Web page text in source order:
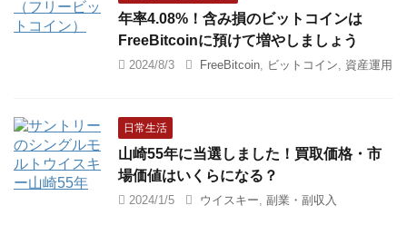
年率4.08%！含み損のビットコインは
FreeBitcoinに預けて増やしましょう
2024/8/3 FreeBitcoin ビットコイン 資産運用
日常生活
山崎55年に当選しました！買取価格・市
場価値はいくらになる？
2024/1/5 ウイスキー 副業・副収入